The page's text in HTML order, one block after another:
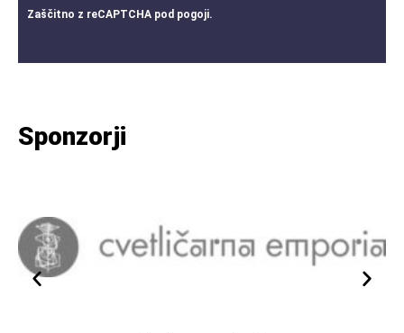
Zaščitno z reCAPTCHA pod pogoji.
Sponzorji